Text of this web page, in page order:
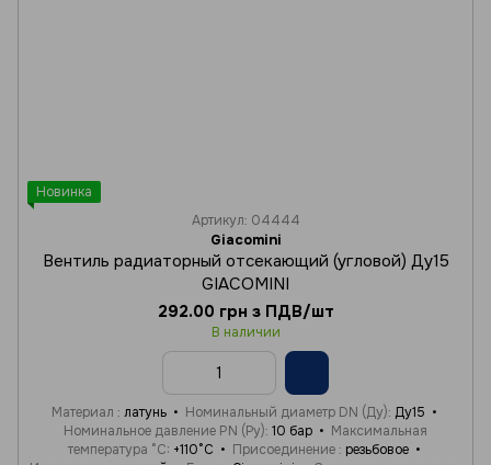
Новинка
Артикул: 04444
Giacomini
Вентиль радиаторный отсекающий (угловой) Ду15
GIACOMINI
292.00 грн з ПДВ/шт
В наличии
Материал латунь Номинальный диаметр DN (Ду) Ду15
Номинальное давление PN (Ру) 10 бар
Максимальная
температура °C +110°C Присоединение
резьбовое